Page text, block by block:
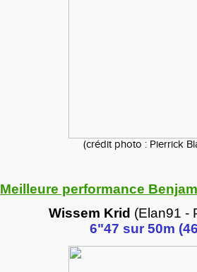
(crédit photo : Pierrick
Meilleure performance
Wissem Krid (Elan91 -
6"47 sur 50m